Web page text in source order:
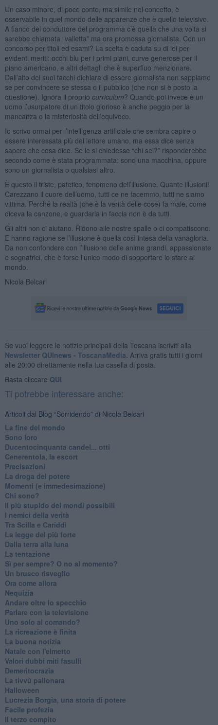
Un caso minore, di poco conto, ma simile nel concetto, è
osservabile in quel mondo delle apparenze che è quello televisivo.
A fianco del conduttore del programma c’è quella che una volta si
sarebbe chiamata “valletta” ma ora promossa giornalista. Con un
concorso per titoli ed esami? La scelta è caduta su di lei per
evidenti meriti: occhi blu per i primi piani, curve generose per il
piano americano, e altri dettagli che è superfluo menzionare.
Dall’alto dei suoi tacchi dichiara di essere giornalista non sappiamo
se per convincere se stessa o il pubblico (che non si è posto la
questione). Ignora il proprio curriculum? Quando poi invece è un
uomo l’usurpatore di un titolo glorioso è anche peggio per la
mancanza o la misteriosità dell’equivoco.
Io scrivo ormai per l’intelligenza artificiale che sembra capire o
essere interessata più del lettore umano, ma essa dice senza
sapere che cosa dice. Se le si chiedesse “chi sei?” risponderebbe
secondo come è stata programmata: sono una macchina, oppure
sono un giornalista o qualsiasi altro.
È questo il triste, patetico, fenomeno dell’illusione. Quante illusioni!
Carezzano il cuore dell’uomo, tutti ce ne facemmo, tutti ne siamo
vittima. Perché la realtà (che è la verità delle cose) fa male, come
diceva la canzone, e guardarla in faccia non è da tutti.
Gli altri non ci aiutano. Ridono alle nostre spalle o ci compatiscono.
E hanno ragione se l’illusione è quella così intesa della vanagloria.
Da non confondere con l’illusione delle anime grandi, appassionate
e sognatrici, che è forse l’unico modo di sopportare lo stare al
mondo.
Nicola Belcari
Se vuoi leggere le notizie principali della Toscana iscriviti alla
Newsletter QUInews - ToscanaMedia. Arriva gratis tutti i giorni
alle 20:00 direttamente nella tua casella di posta.
Basta cliccare QUI
Ti potrebbe interessare anche:
Articoli dal Blog “Sorridendo” di Nicola Belcari
La fine del mondo
Sono loro
Ducentocinquanta candel... otti
Cenerentola, la escort
Precisazioni
La droga del potere
Momenti (e immedesimazione)
Chi sono?
Il più stupido dei mondi possibili
I nemici della verità
Tra Scilla e Cariddi
La legge del più forte
Dalla terra alla luna
La tentazione
​Sì per sempre? O no al momento?
Un brusco risveglio
Ora come allora
Nequizia
Andare oltre lo specchio
Parlare con la televisione
Uno solo al comando?
La ricreazione è finita
La buona notizia
Natale con l'elmetto
Valori dubbi miti fasulli
Demeritocrazia
La tivvù pallonara
Halloween
​Lucrezia Borgia, una storia di potere
Facile profezia
Il terzo compito